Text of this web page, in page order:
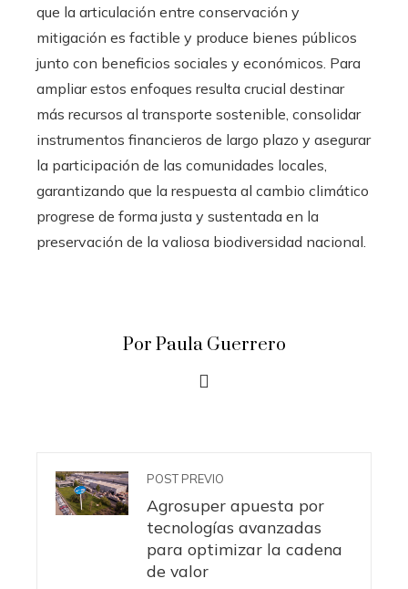
que la articulación entre conservación y
mitigación es factible y produce bienes públicos
junto con beneficios sociales y económicos. Para
ampliar estos enfoques resulta crucial destinar
más recursos al transporte sostenible, consolidar
instrumentos financieros de largo plazo y asegurar
la participación de las comunidades locales,
garantizando que la respuesta al cambio climático
progrese de forma justa y sustentada en la
preservación de la valiosa biodiversidad nacional.
Por Paula Guerrero
POST PREVIO
Agrosuper apuesta por
tecnologías avanzadas
para optimizar la cadena
de valor